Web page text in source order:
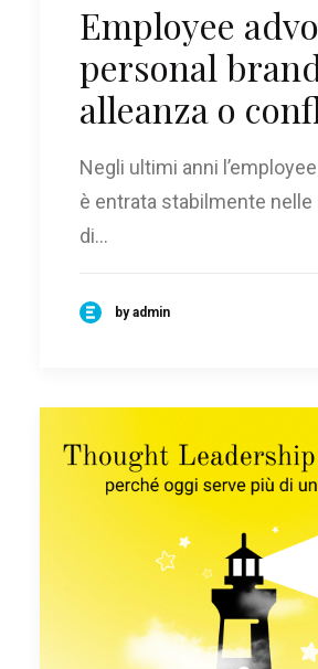
Employee
personal
alleanza o
Negli ultimi anni
è entrata stabilmente
di…
by admin